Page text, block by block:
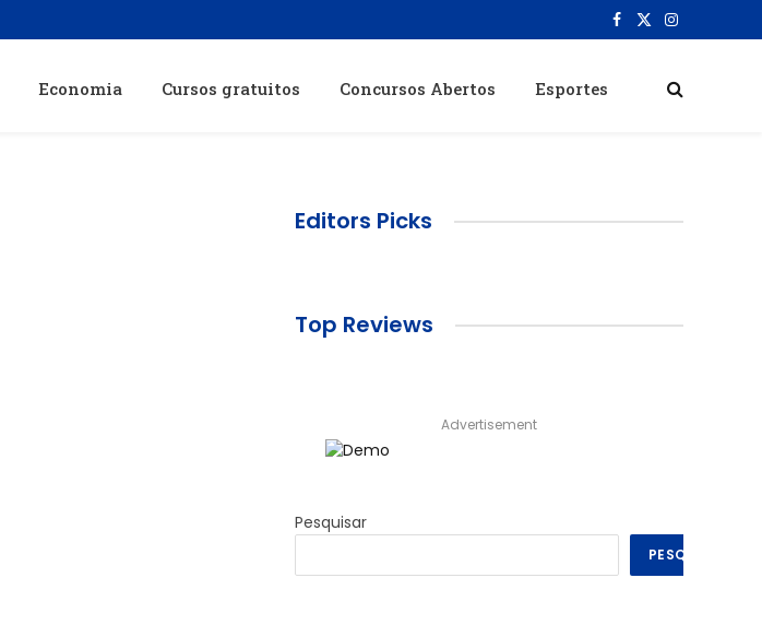
Facebook
X
Instagram
Economia Cursos gratuitos Concursos Abertos Esportes
Editors Picks
Top Reviews
Advertisement
Pesquisar
PESQUISAR